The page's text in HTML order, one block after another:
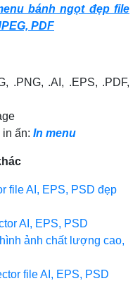
bánh ngọt đẹp file
PDF
.PNG, .AI, .EPS, .PDF,
ấn: In menu
file AI, EPS, PSD đẹp
AI, EPS, PSD
ảnh chất lượng cao,
file AI, EPS, PSD